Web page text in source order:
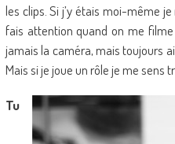
les clips. Si j’y étais moi-même
fais attention quand on me
jamais la caméra, mais toujours
Mais si je joue un rôle je me sens
Tu